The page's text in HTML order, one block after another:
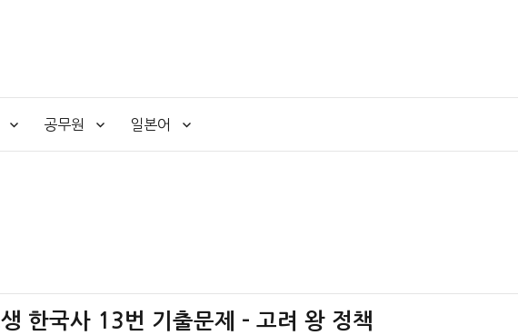
공무원 일본어
한국사 13번 기출문제 – 고려 왕 정책